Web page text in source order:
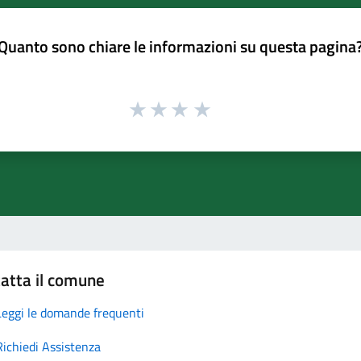
sono chiare le informazioni su questa
il comune
le domande frequenti
Assistenza